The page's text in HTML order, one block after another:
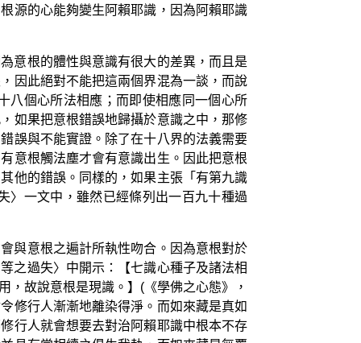
源的心能夠變生阿賴耶識，因為阿賴耶識
意根的體性與意識有很大的差異，而且是
因此絕對不能把這兩個界混為一談，而說
八個心所法相應；而即使相應同一個心所
如果把意根錯誤地歸攝於意識之中，那修
誤與不能實證。除了在十八界的法義需要
意根觸法塵才會有意識出生。因此把意根
他的錯誤。同樣的，如果主張「有第九識
一文中，雖然已經條列出一百九十種過
與意根之遍計所執性吻合。因為意根對於
之過失〉中開示：【七識心種子及諸法相
故說意根是現識。】(《學佛之心態》，
修行人漸漸地離染得淨。而如來藏是真如
行人就會想要去對治阿賴耶識中根本不存